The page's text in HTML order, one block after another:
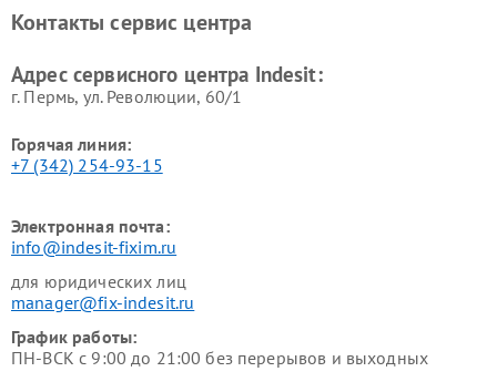
Indesit
Indesit
Контакты сервис центра
Адрес сервисного центра Indesit:
г. Пермь, ул. ​Революции, 60/1
Горячая линия:
+7 (342) 254-93-15
Электронная почта:
info@indesit-fixim.ru
для юридических лиц
manager@fix-indesit.ru
График работы:
ПН-ВСК с 9:00 до 21:00 без перерывов и выходных